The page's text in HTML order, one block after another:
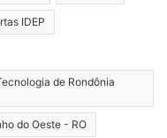
IDEP
de Rondônia
do Oeste - RO